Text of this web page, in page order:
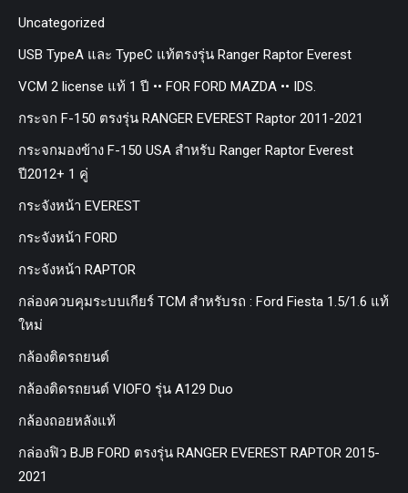
Uncategorized
USB TypeA และ TypeC แท้ตรงรุ่น Ranger Raptor Everest
VCM 2 license แท้ 1 ปี •• FOR FORD MAZDA •• IDS.
กระจก F-150 ตรงรุ่น RANGER EVEREST Raptor 2011-2021
กระจกมองข้าง F-150 USA สำหรับ Ranger Raptor Everest
ปี2012+ 1 คู่
กระจังหน้า EVEREST
กระจังหน้า FORD
กระจังหน้า RAPTOR
กล่องควบคุมระบบเกียร์ TCM สำหรับรถ : Ford Fiesta 1.5/1.6 แท้
ใหม่
กล้องติดรถยนต์
กล้องติดรถยนต์ VIOFO รุ่น A129 Duo
กล้องถอยหลังแท้
กล่องฟิว BJB FORD ตรงรุ่น RANGER EVEREST RAPTOR 2015-
2021